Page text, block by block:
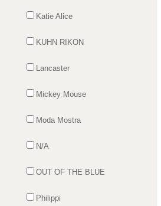
Katie Alice
KUHN RIKON
Lancaster
Mickey Mouse
Moda Mostra
N/A
OUT OF THE BLUE
Philippi